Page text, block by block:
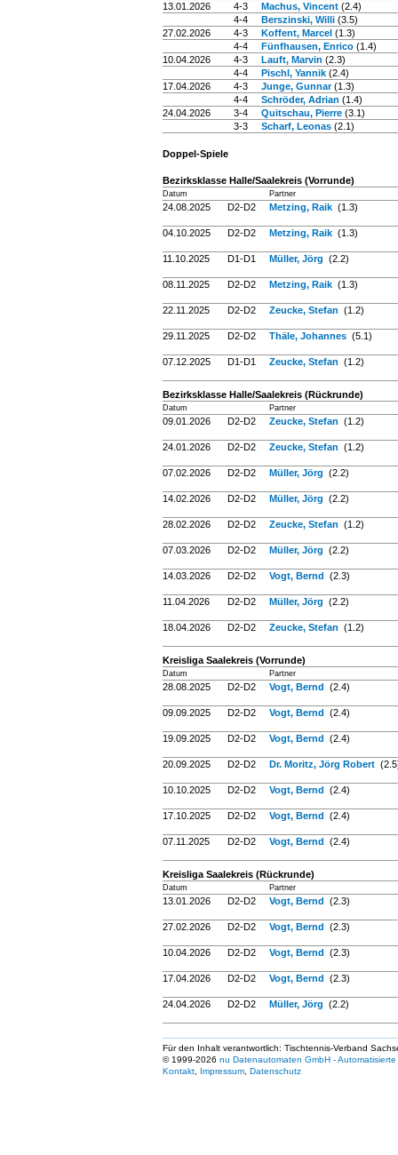
13.01.2026 4-3 Machus, Vincent (2.4)
4-4
Berszinski, Willi (3.5)
27.02.2026
4-3 Koffent, Marcel (1.3)
4-4
Fünfhausen, Enrico (1.4)
10.04.2026
4-3 Lauft, Marvin (2.3)
4-4
Pischl, Yannik (2.4)
17.04.2026
4-3 Junge, Gunnar(1.3)
4-4
Schröder, Adrian (1.4)
24.04.2026
3-4 Quitschau, Pierre (3.1)
3-3
Scharf, Leonas (2.1)
Doppel-Spiele
Bezirksklasse Halle/Saalekreis (Vorrunde)
Datum Partner
24.08.2025 D2-D2 Metzing, Raik (1.3)
04.10.2025 D2-D2 Metzing, Raik (1.3)
11.10.2025 D1-D1 Müller, Jörg (2.2)
08.11.2025 D2-D2 Metzing, Raik (1.3)
22.11.2025 D2-D2 Zeucke, Stefan (1.2)
29.11.2025 D2-D2 Thäle, Johannes (5.1)
07.12.2025 D1-D1 Zeucke, Stefan (1.2)
Bezirksklasse Halle/Saalekreis (Rückrunde)
Datum Partner
09.01.2026 D2-D2 Zeucke, Stefan (1.2)
24.01.2026 D2-D2 Zeucke, Stefan (1.2)
07.02.2026 D2-D2 Müller, Jörg (2.2)
14.02.2026 D2-D2 Müller, Jörg (2.2)
28.02.2026 D2-D2 Zeucke, Stefan (1.2)
07.03.2026 D2-D2 Müller, Jörg (2.2)
14.03.2026 D2-D2 Vogt, Bernd (2.3)
11.04.2026 D2-D2 Müller, Jörg (2.2)
18.04.2026 D2-D2 Zeucke, Stefan (1.2)
Kreisliga Saalekreis (Vorrunde)
Datum Partner
28.08.2025 D2-D2 Vogt, Bernd (2.4)
09.09.2025 D2-D2 Vogt, Bernd (2.4)
19.09.2025 D2-D2 Vogt, Bernd (2.4)
20.09.2025 D2-D2 Dr. Moritz, Jörg Robert
10.10.2025 D2-D2 Vogt, Bernd (2.4)
17.10.2025 D2-D2 Vogt, Bernd (2.4)
07.11.2025 D2-D2 Vogt, Bernd (2.4)
Kreisliga Saalekreis (Rückrunde)
Datum Partner
13.01.2026 D2-D2 Vogt, Bernd (2.3)
27.02.2026 D2-D2 Vogt, Bernd (2.3)
10.04.2026 D2-D2 Vogt, Bernd (2.3)
17.04.2026 D2-D2 Vogt, Bernd (2.3)
24.04.2026 D2-D2 Müller, Jörg (2.2)
Für den Inhalt verantwortlich: Tischtennis-Verband
© 1999-2026 nu Datenautomaten GmbH -
Kontakt
Impressum Datenschutz